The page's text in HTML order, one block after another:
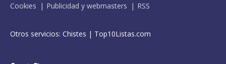
Cookies
Publicidad y webmasters RSS
Otros servicios: Chistes | Top10Listas.com